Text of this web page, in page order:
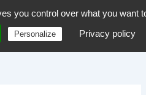
you control over what you want
Personalize Privacy policy